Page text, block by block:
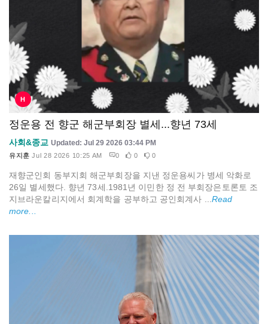
H
정운용 전 향군 해군부회장 별세...향년 73세
사회&종교 Updated: Jul 29 2026 03:44 PM
유지훈 Jul 28 2026 10:25 AM 0 0 0
재향군인회 동부지회 해군부회장을 지낸 정운용씨가 병세 악화로
26일 별세했다. 향년 73세.1981년 이민한 정 전 부회장은토론토 조
지브라운칼리지에서 회계학을 공부하고 공인회계사 ... Read
more...